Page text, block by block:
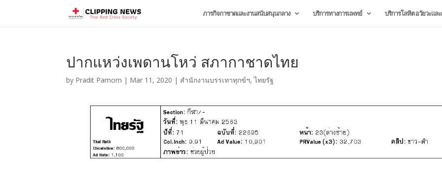
ภารกิจกาชาดและงานสนับสนุนกลาง บริการทางการแพทย์ บริการโลหิต อวัยวะแ
ปากแหว่งเพดานโหว่ สภากาชาดไทย
by Pradit Pamorn | Mar 11, 2020 | สำนักงานบรรเทาทุกข์ฯ,ไทยรัฐ